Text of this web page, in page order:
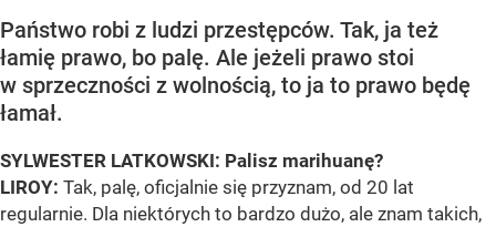
Państwo robi z ludzi przestępców. Tak, ja też
łamię prawo, bo palę. Ale jeżeli prawo stoi
w sprzeczności z wolnością, to ja to prawo będę
łamał.
SYLWESTER LATKOWSKI: Palisz marihuanę?
LIROY: Tak, palę, oficjalnie się przyznam, od 20 lat
regularnie. Dla niektórych to bardzo dużo, ale znam takich,